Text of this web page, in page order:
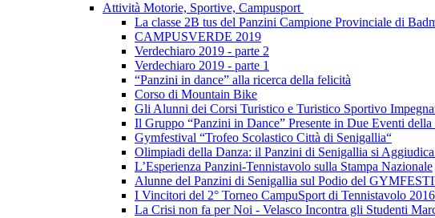
Attività Motorie, Sportive, Campusport
La classe 2B tus del Panzini Campione Provinciale di
CAMPUSVERDE 2019
Verdechiaro 2019 - parte 2
Verdechiaro 2019 - parte 1
“Panzini in dance” alla ricerca della felicità
Corso di Mountain Bike
Gli Alunni dei Corsi Turistico e Turistico Sportivo
Il Gruppo “Panzini in Dance” Presente in Due Eventi
Gymfestival “Trofeo Scolastico Città di Senigallia“
Olimpiadi della Danza: il Panzini di Senigallia si
L’Esperienza Panzini-Tennistavolo sulla Stampa Nazionale
Alunne del Panzini di Senigallia sul Podio del
I Vincitori del 2° Torneo CampuSport di Tennistavolo 2016
La Crisi non fa per Noi - Velasco Incontra gli Studenti